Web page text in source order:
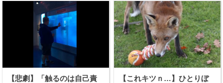
【悲劇】「触るのは自己責
【これキツｎ…】ひとりぼ